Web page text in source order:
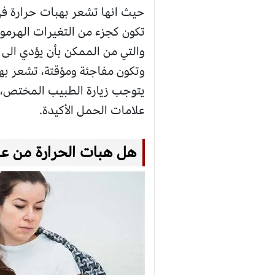
حيث انها تشعر بهبات حرارة
تكون كجزء من التغيرات
والتي من الممكن بأن يؤدي
وتكون مفاجئة ومؤقتة، تشعر
يتوجب زيارة الطبيب
علامات الحمل الأكيدة.
هل هبات الحرارة من